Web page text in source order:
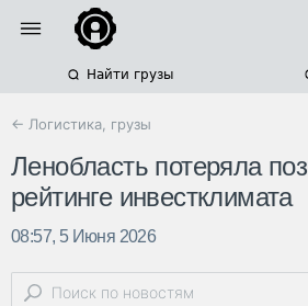
Найти грузы
← Логистика, грузы
Ленобласть потеряла
рейтинге инвестклимата
08:57, 5 Июня 2026